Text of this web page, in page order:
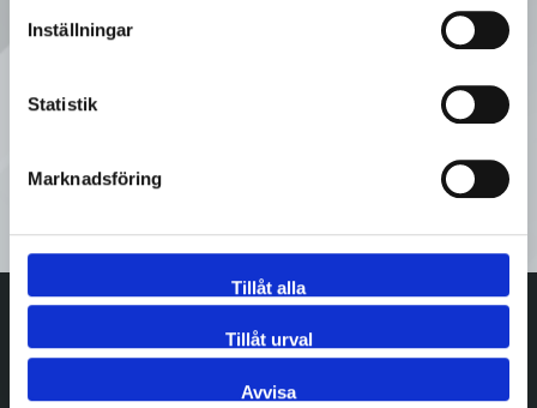
Inställningar
Statistik
Marknadsföring
Tillåt alla
Tillåt urval
Avvisa
08 - 92 80 80
Tveka inte att kontakta oss på